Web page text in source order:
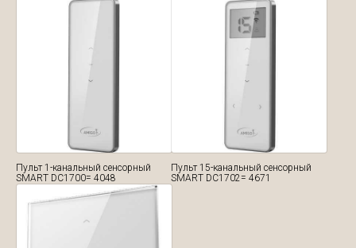
Пульт 1-канальный сенсорный
SMART DC1700= 4048
Пульт 15-канальный сенсорный
SMART DC1702= 4671